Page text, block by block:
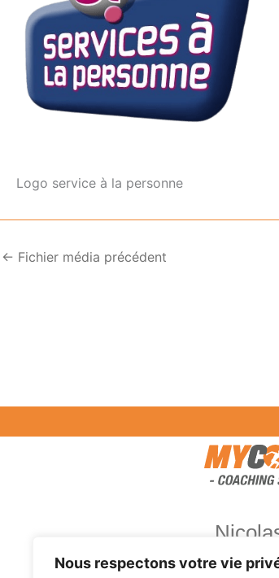
Nous respectons votre vie
Logo service à la personne
← Fichier média précédent